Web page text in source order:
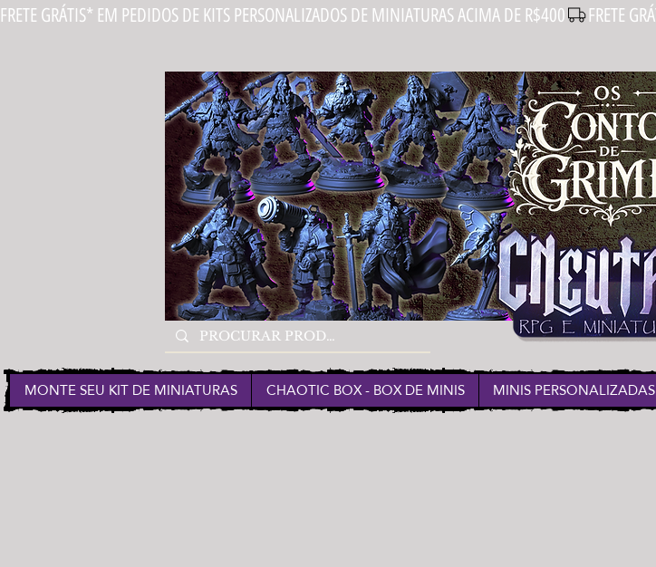
FRETE GRÁTIS* EM PEDIDOS DE KITS PERSONALIZADOS DE MINIATURAS ACIMA DE R$400
MONTE SEU KIT DE MINIATURAS CHAOTIC BOX - BOX DE MINIS MINIS PERSONALIZADAS